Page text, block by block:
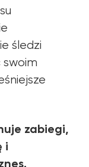
śledzi
zabiegi,
i